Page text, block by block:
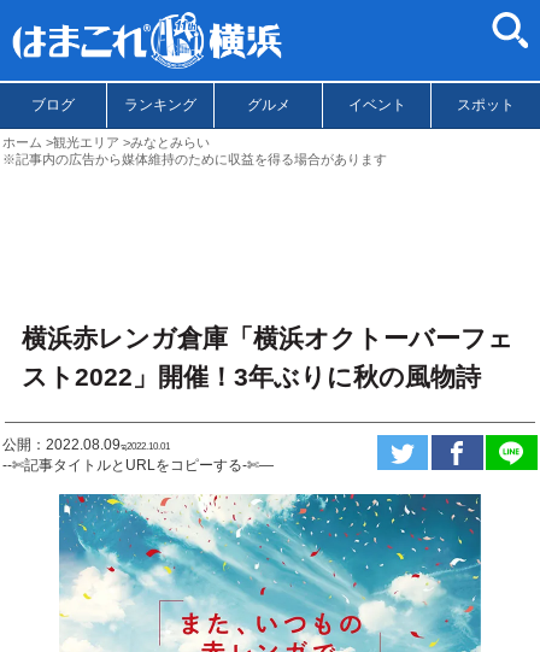
ブログ ランキング グルメ イベント スポット
ホーム 観光エリア
みなとみらい
※記事内の広告から媒体維持のために収益を得る場合があります
横浜赤レンガ倉庫「横浜オクトーバーフェ
スト2022」開催！3年ぶりに秋の風物詩
公開：2022.08.09ಇ2022.10.01
--✄記事タイトルとURLをコピーする-✄—